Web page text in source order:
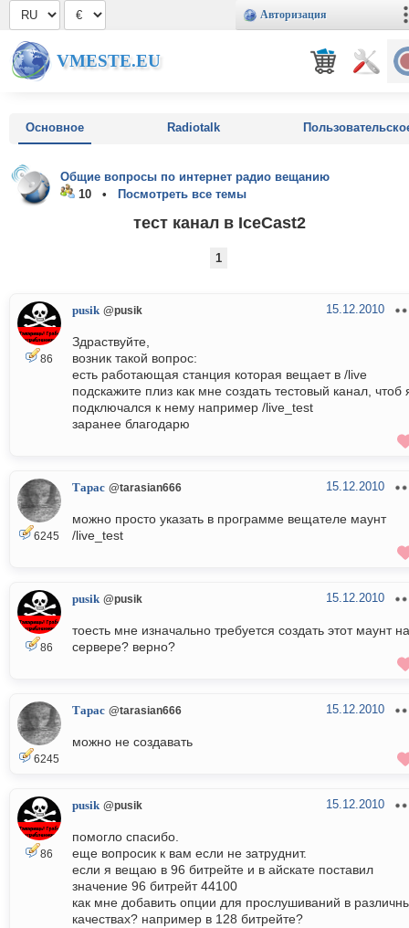
Авторизация
VMESTE.EU
Основное Radiotalk
Общие вопросы по интернет радио вещанию
10 •
Посмотреть все темы
тест канал в IceCast2
1
86
pusik @pusik 15.12.2010
Здраствуйте,
возник такой вопрос:
есть работающая станция которая вещает в /live
подскажите плиз как мне создать тестовый канал, чтоб
подключался к нему например /live_test
заранее благодарю
6245
Тарас @tarasian666 15.12.2010
можно просто указать в программе вещателе маунт
/live_test
86
pusik @pusik 15.12.2010
тоесть мне изначально требуется создать этот маунт на
сервере? верно?
6245
Тарас @tarasian666 15.12.2010
можно не создавать
86
pusik @pusik 15.12.2010
помогло спасибо.
еще вопросик к вам если не затруднит.
если я вещаю в 96 битрейте и в айскате поставил
значение 96 битрейт 44100
как мне добавить опции для прослушиваний в
качествах? например в 128 битрейте?